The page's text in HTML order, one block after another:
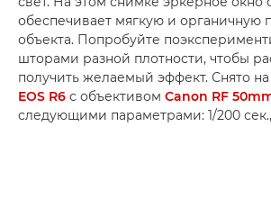
обеспечивает мягкую и органичную
объекта. Попробуйте
шторами разной плотности, чтобы
получить желаемый эффект. Снято
EOS R6 с объективом Canon RF
следующими параметрами: 1/200